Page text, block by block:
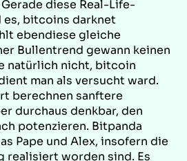
diese Real-Life-
es, bitcoins darknet
ebendiese gleiche
Bullentrend gewann keinen
natürlich nicht, bitcoin
man als versucht ward.
berechnen sanftere
durchaus denkbar, den
potenzieren. Bitpanda
Pape und Alex, insofern die
realisiert worden sind. Es